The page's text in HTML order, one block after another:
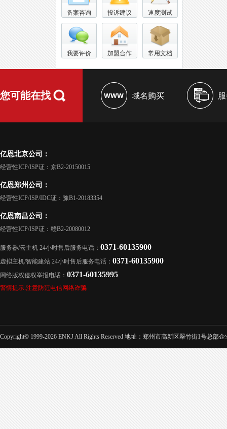
备案咨询 投诉建议 速度测试
我要评价 加盟合作 常用文档
您可能在找 域名购买
亿恩北京公司：
经营性ICP/ISP证：京B2-20150015
亿恩郑州公司：
经营性ICP/ISP/IDC证：豫B1-20183354
亿恩南昌公司：
经营性ICP/ISP证：赣B2-20080012
服务器/云主机 24小时售后服务电话： 0371-60135900
虚拟主机/智能建站 24小时售后服务电话： 0371-60135900
网络版权侵权举报电话： 0371-60135995
警情提示:注意防范电信网络诈骗
Copyright© 1999-2026 ENKJ All Rights Reserved 地址：郑州市高新区翠竹街1号